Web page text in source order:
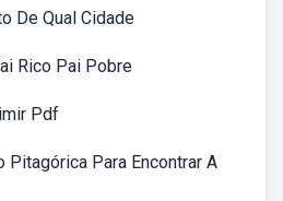
De Qual Cidade
Rico Pai Pobre
Pdf
Pitagórica Para Encontrar A